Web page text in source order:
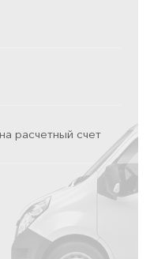
расчетный счет